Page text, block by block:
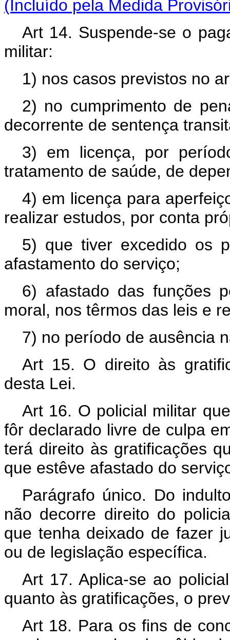
(Incluído pela Medida
Art 14. Suspende-se o
militar:
1) nos casos previstos no
2) no cumprimento de
decorrente de sentença
3) em licença, por
tratamento de saúde, de
4) em licença para
realizar estudos, por conta
5) que tiver excedido os
afastamento do serviço;
6) afastado das funções
moral, nos têrmos das leis e
7) no período de ausência
Art 15. O direito às
desta Lei.
Art 16. O policial militar
fôr declarado livre de culpa
terá direito às gratificações
que estêve afastado do
Parágrafo único. Do
não decorre direito do
que tenha deixado de fazer
ou de legislação específica.
Art 17. Aplica-se ao
quanto às gratificações, o
Art 18. Para os fins de